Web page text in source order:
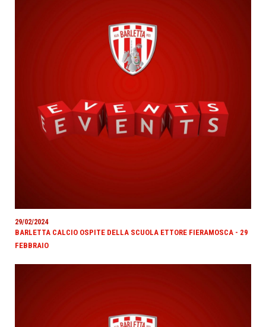
29/02/2024
BARLETTA CALCIO OSPITE DELLA SCUOLA ETTORE FIERAMOSCA - 29
FEBBRAIO